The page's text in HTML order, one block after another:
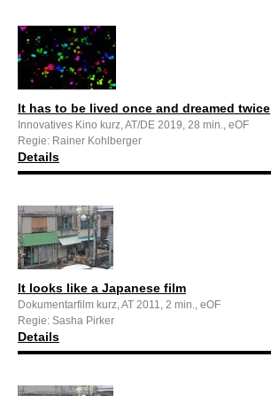
It has to be lived once and dreamed twice
Innovatives Kino kurz, AT/DE 2019, 28 min., eOF
Regie: Rainer Kohlberger
Details
It looks like a Japanese film
Dokumentarfilm kurz, AT 2011, 2 min., eOF
Regie: Sasha Pirker
Details